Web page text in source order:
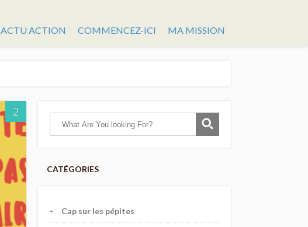
ACTU ACTION COMMENCEZ-ICI MA MISSION
2
CATÉGORIES
Cap sur les pépites